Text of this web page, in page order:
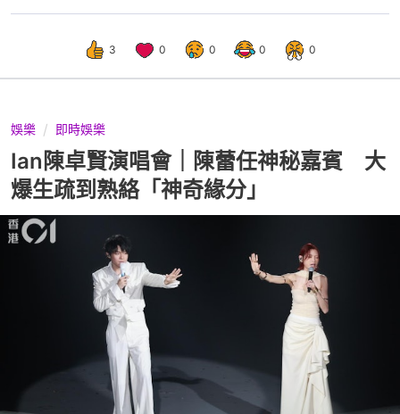
3 0 0 0 0
娛樂 即時娛樂
Ian陳卓賢演唱會｜陳蕾任神秘嘉賓 大
爆生疏到熟絡「神奇緣分」